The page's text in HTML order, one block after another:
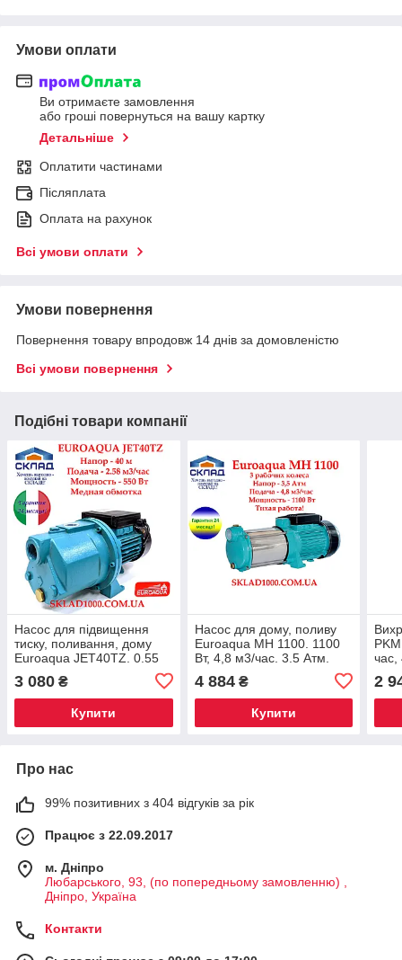
Умови оплати
Ви отримаєте замовлення
або гроші повернуться на вашу картку
Детальніше
Оплатити частинами
Післяплата
Оплата на рахунок
Всі умови оплати
Умови повернення
Повернення товару впродовж 14 днів за домовленістю
Всі умови повернення
Подібні товари компанії
Насос для підвищення
тиску, поливання, дому
Euroaqua JET40TZ. 0.55
3 080 ₴
Купити
Насос для дому, поливу
Euroaqua MH 1100. 1100
Вт, 4,8 м3/час. 3.5 Атм.
4 884₴
Купити
час,
2
Про нас
99% позитивних з 404 відгуків за рік
Працює з 22.09.2017
м. Дніпро
Любарського, 93, (по попередньому замовленню) ,
Дніпро, Україна
Контакти